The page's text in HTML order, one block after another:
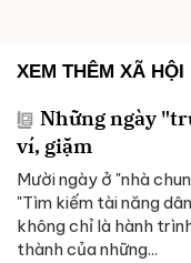
XEM THÊM XÃ HỘI
Những ngày
ví, giặm
Mười ngày ở "nhà
"Tìm kiếm tài năng
không chỉ là hành
thành của những...